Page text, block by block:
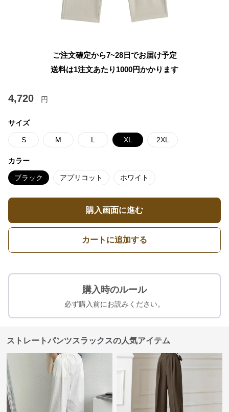
ご注文確定から7~28日でお届け予定
送料は1注文あたり 1000円かかります
4,720 円
サイズ
S M L XL 2XL
カラー
ブラック アプリコット ホワイト
購入画面に進む
カートに追加する
購入時のルール
必ず購入前にお読みください。
ストレートパンツスラックスの人気アイテム